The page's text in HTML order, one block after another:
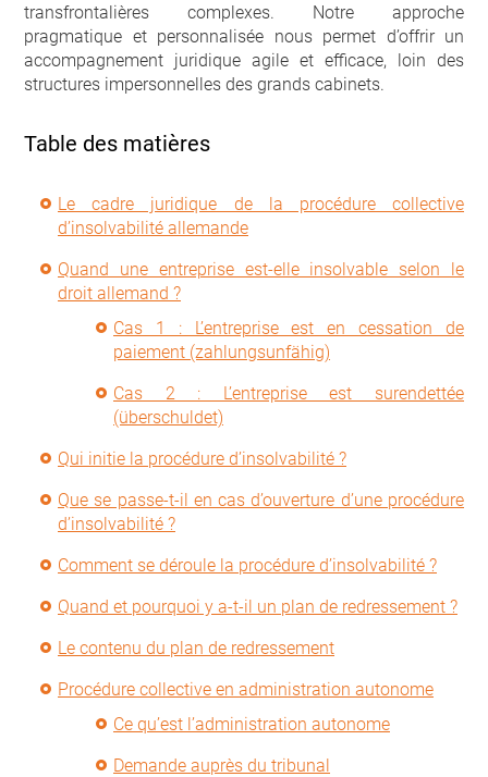
transfrontalières complexes. Notre approche
pragmatique et personnalisée nous permet d’offrir un
accompagnement juridique agile et efficace, loin des
structures impersonnelles des grands cabinets.
Table des matières
Le cadre juridique de la procédure collective
d’insolvabilité allemande
Quand une entreprise est-elle insolvable selon le
droit allemand ?
Cas 1 : L’entreprise est en cessation de
paiement (zahlungsunfähig)
Cas 2 : L’entreprise est surendettée
(überschuldet)
Qui initie la procédure d’insolvabilité ?
Que se passe-t-il en cas d’ouverture d’une procédure
d’insolvabilité ?
Comment se déroule la procédure d’insolvabilité ?
Quand et pourquoi y a-t-il un plan de redressement ?
Le contenu du plan de redressement
Procédure collective en administration autonome
Ce qu’est l’administration autonome
Demande auprès du tribunal